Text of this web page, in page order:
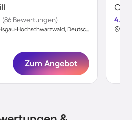
(86 Bewertungen)
Breisach am Rhein, Breisgau-Hochschwarzwald, Deutschland
Zum Angebot
4.8